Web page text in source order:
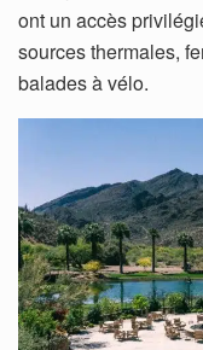
ont un accès
sources thermales,
balades à vélo.